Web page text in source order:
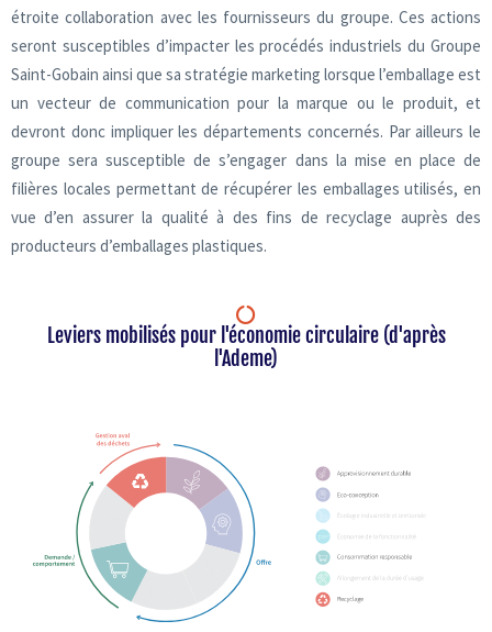
étroite collaboration avec les fournisseurs du groupe. Ces actions
seront susceptibles d’impacter les procédés industriels du Groupe
Saint-Gobain ainsi que sa stratégie marketing lorsque l’emballage est
un vecteur de communication pour la marque ou le produit, et
devront donc impliquer les départements concernés. Par ailleurs le
groupe sera susceptible de s’engager dans la mise en place de
filières locales permettant de récupérer les emballages utilisés, en
vue d’en assurer la qualité à des fins de recyclage auprès des
producteurs d’emballages plastiques.
Leviers mobilisés pour l'économie circulaire (d'après
l'Ademe)